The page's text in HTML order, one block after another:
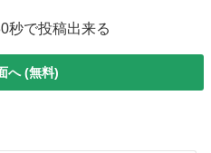
秒で投稿出来る
へ (無料)